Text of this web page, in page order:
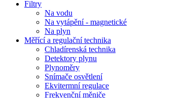
Filtry
Na vodu
Na vytápění - magnetické
Na plyn
Měřící a regulační technika
Chladírenská technika
Detektory plynu
Plynoměry
Snímače osvětlení
Ekvitermní regulace
Frekvenční měniče